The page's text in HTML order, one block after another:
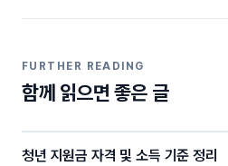
b
o
k
a
Li
FURTHER READING
함께 읽으면 좋은 글
청년 지원금 자격 및 소득 기준 정리